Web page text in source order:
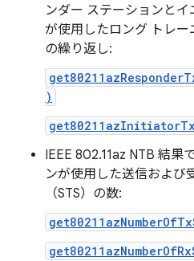
ンダー ステーションと
が使用したロング トレー
の繰り返し:
)
IEEE 802.11az NTB 結果
ンが使用した送信および
（STS）の数: